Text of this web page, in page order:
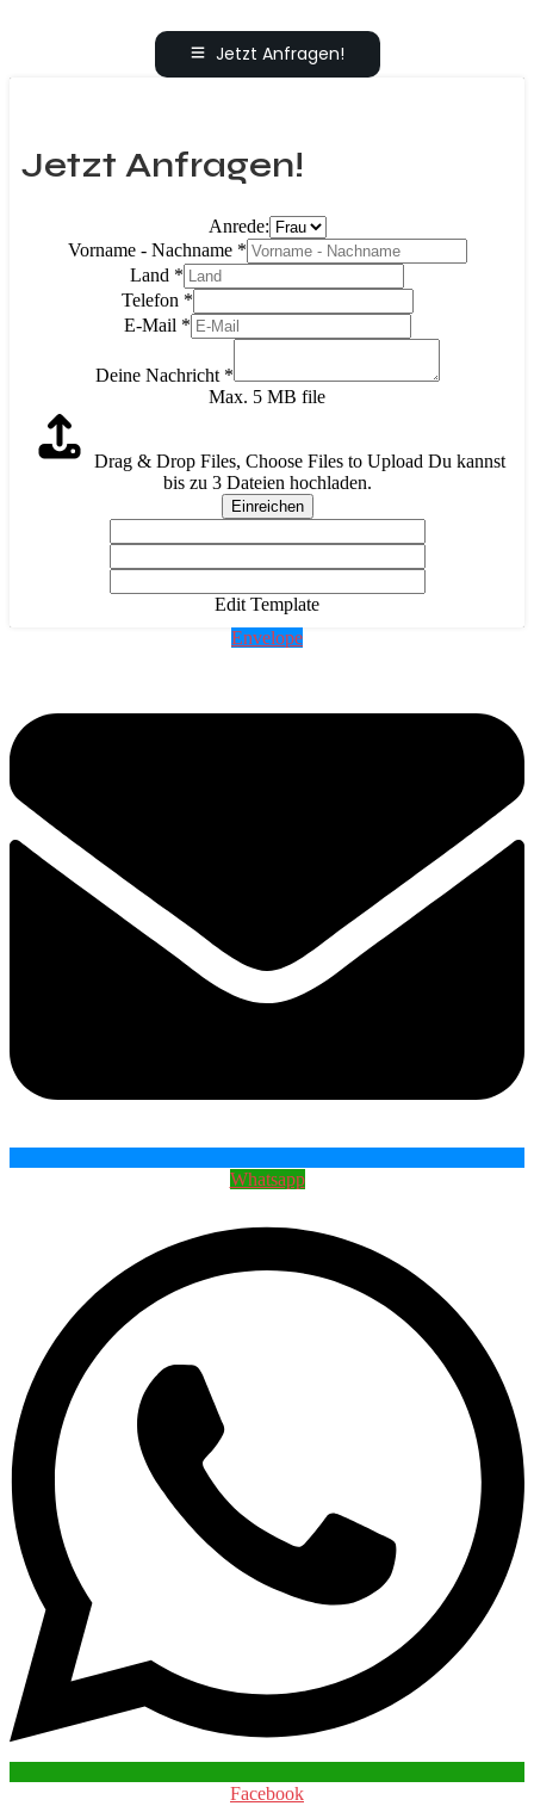
Jetzt Anfragen!
Jetzt Anfragen!
Anrede:
Vorname - Nachname *
Land *
Telefon *
E-Mail *
Deine Nachricht *
Max. 5 MB file
Drag & Drop Files, Choose Files to Upload Du kannst
bis zu 3 Dateien hochladen.
Einreichen
Edit Template
Envelope
Whatsapp
Facebook